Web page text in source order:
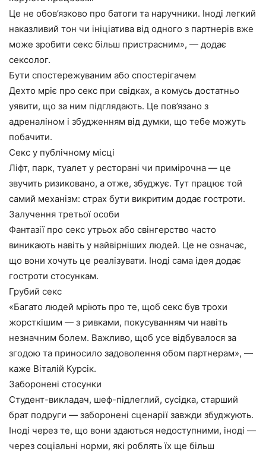
Це не обов’язково про батоги та наручники. Іноді легкий
наказливий тон чи ініціатива від одного з партнерів вже
може зробити секс більш пристрасним», — додає
сексолог.
Бути спостережуваним або спостерігачем
Дехто мріє про секс при свідках, а комусь достатньо
уявити, що за ним підглядають. Це пов’язано з
адреналіном і збудженням від думки, що тебе можуть
побачити.
Секс у публічному місці
Ліфт, парк, туалет у ресторані чи примірочна — це
звучить ризиковано, а отже, збуджує. Тут працює той
самий механізм: страх бути викритим додає гостроти.
Залучення третьої особи
Фантазії про секс утрьох або свінгерство часто
виникають навіть у найвірніших людей. Це не означає,
що вони хочуть це реалізувати. Іноді сама ідея додає
гостроти стосункам.
Грубий секс
«Багато людей мріють про те, щоб секс був трохи
жорсткішим — з ривками, покусуванням чи навіть
незначним болем. Важливо, щоб усе відбувалося за
згодою та приносило задоволення обом партнерам», —
каже Віталій Курсік.
Заборонені стосунки
Студент-викладач, шеф-підлеглий, сусідка, старший
брат подруги — заборонені сценарії завжди збуджують.
Іноді через те, що вони здаються недоступними, іноді —
через соціальні норми, які роблять їх ще більш